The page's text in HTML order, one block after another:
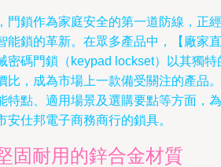
門鎖作為家庭安全的第一道防線，正經
能鎖的革新。在眾多產品中，【廠家直
密碼門鎖（keypad lockset）以其獨特
比，成為市場上一款備受關注的產品。
特點、適用場景及選購要點等方面，為
仕邦電子商務商行的鎖具。
固耐用的鋅合金材質